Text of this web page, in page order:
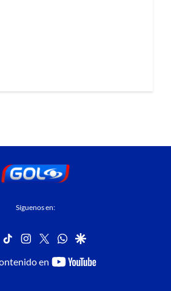
Síguenos en:
facebook
tiktok instagram
twitterwhatsapp
google
en
youtube-